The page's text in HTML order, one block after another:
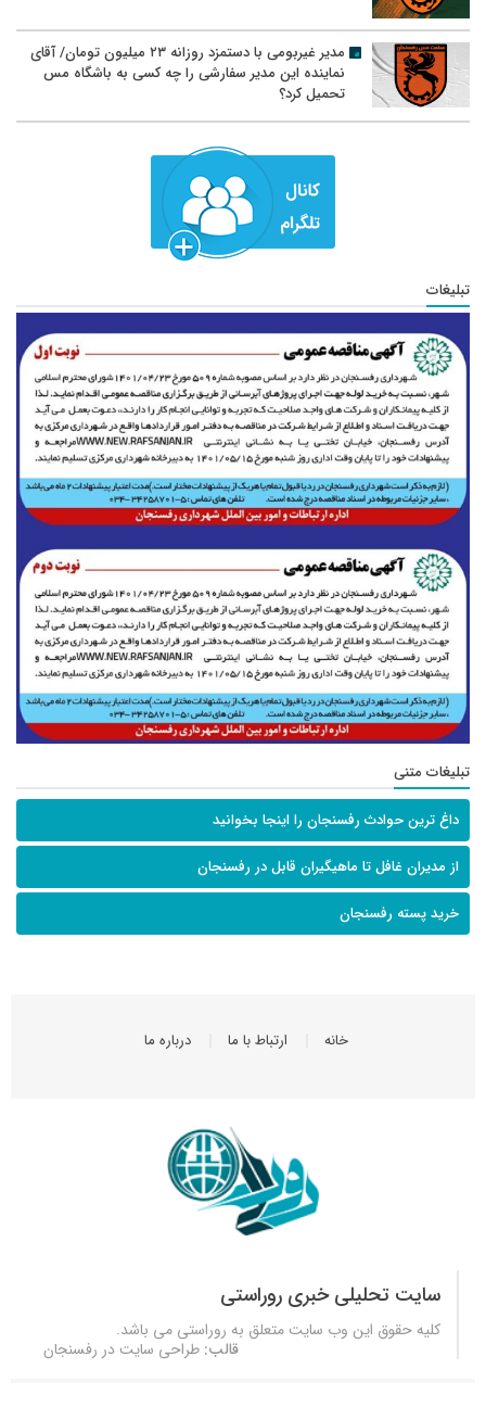
مدیر غیربومی با دستمزد روزانه ۲۳ میلیون تومان/ آقای
نماینده این مدیر سفارشی را چه کسی به باشگاه مس
تحمیل کرد؟
تبلیغات
تبلیغات متنی
داغ ترین حوادث رفسنجان را اینجا بخوانید
از مدیران غافل تا ماهیگیران قابل در رفسنجان
خرید پسته رفسنجان
خانه ارتباط با ما درباره ما
سایت تحلیلی خبری روراستی
کلیه حقوق این وب سایت متعلق به روراستی می باشد.
قالب: طراحی سایت در رفسنجان